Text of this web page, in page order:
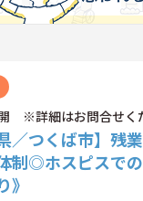
※詳細はお問合せく
県／つくば市】
制◎ホスピスで
》